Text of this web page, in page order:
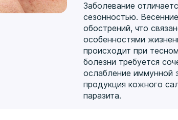
Заболевание
сезонностью.
обострений, что
особенностями
происходит при
болезни требуется
ослабление иммунной
продукция кожного
паразита.